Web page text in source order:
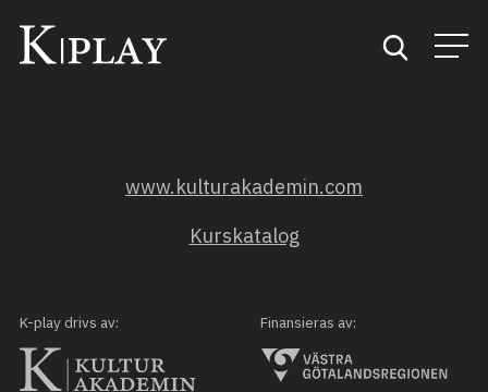
Kategorier
Mina favoriter
www.kulturakademin.com
Kurskatalog
K-play drivs av: Finansieras av: